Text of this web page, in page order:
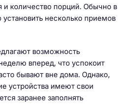
и количество порций. Обычно в
несколько приемов
возможность
вперед, что успокоит
бывают вне дома. Однако,
устройства имеют свои
заранее заполнять